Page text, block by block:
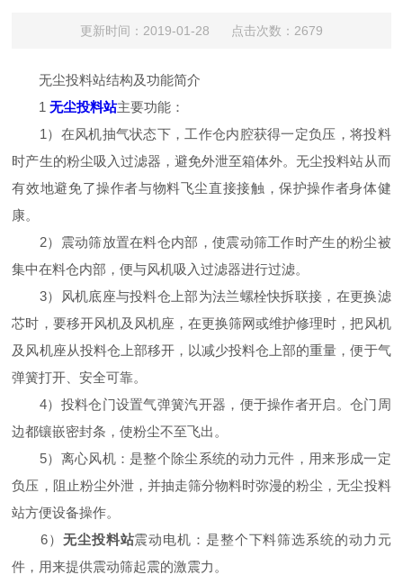
更新时间：2019-01-28 点击次数：2679
无尘投料站结构及功能简介
1无尘投料站主要功能：
1）在风机抽气状态下，工作仓内腔获得一定负压，将投料
时产生的粉尘吸入过滤器，避免外泄至箱体外。无尘投料站从而
有效地避免了操作者与物料飞尘直接接触，保护操作者身体健
康。
2）震动筛放置在料仓内部，使震动筛工作时产生的粉尘被
集中在料仓内部，便与风机吸入过滤器进行过滤。
3）风机底座与投料仓上部为法兰螺栓快拆联接，在更换滤
芯时，要移开风机及风机座，在更换筛网或维护修理时，把风机
及风机座从投料仓上部移开，以减少投料仓上部的重量，便于气
弹簧打开、安全可靠。
4）投料仓门设置气弹簧汽开器，便于操作者开启。仓门周
边都镶嵌密封条，使粉尘不至飞出。
5）离心风机：是整个除尘系统的动力元件，用来形成一定
负压，阻止粉尘外泄，并抽走筛分物料时弥漫的粉尘，无尘投料
站方便设备操作。
6） 无尘投料站震动电机：是整个下料筛选系统的动力元
件，用来提供震动筛起震的激震力。